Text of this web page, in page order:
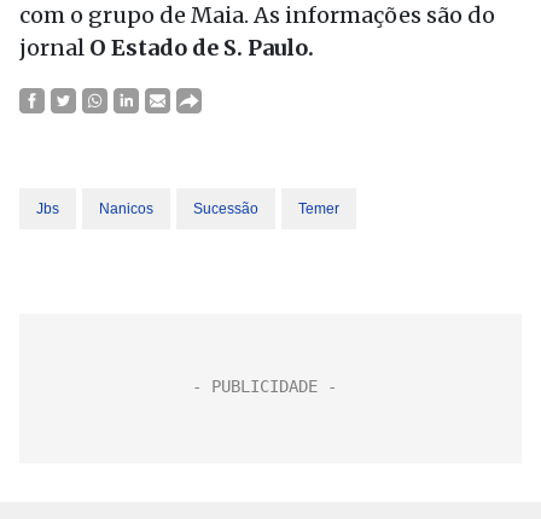
com o grupo de Maia. As informações são do
jornal O Estado de S. Paulo.
Jbs Nanicos Sucessão Temer